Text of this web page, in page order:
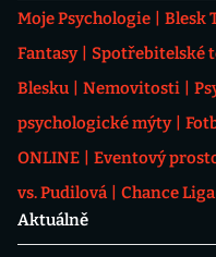
Moje Psychologie Blesk
Fantasy
Spotřebitelské
Blesku
Nemovitosti
psychologické mýty
ONLINE
Eventový
vs. Pudilová
Chance
Aktuálně